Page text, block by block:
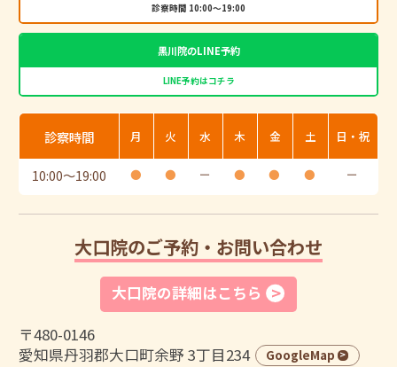
診察時間 10:00～19:00
黒川院のLINE予約
LINE予約はコチラ
診察時間 月 火 水 木 金 土 日・祝
10:00〜19:00 ● ● ー ● ● ● ー
大口院のご予約・お問い合わせ
大口院の詳細はこちら
〒480-0146
愛知県丹羽郡大口町余野 3丁目234
GoogleMap